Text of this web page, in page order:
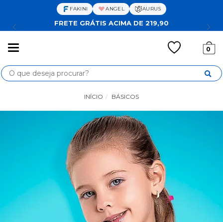
FAKINI ANGEL AURUS
FRETE GRÁTIS ACIMA DE 219,90
0
Busca
INÍCIO BÁSICOS